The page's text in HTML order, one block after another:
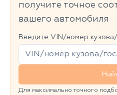
получите точное
вашего автомобиля
Введите VIN/номер
Для максимально точного